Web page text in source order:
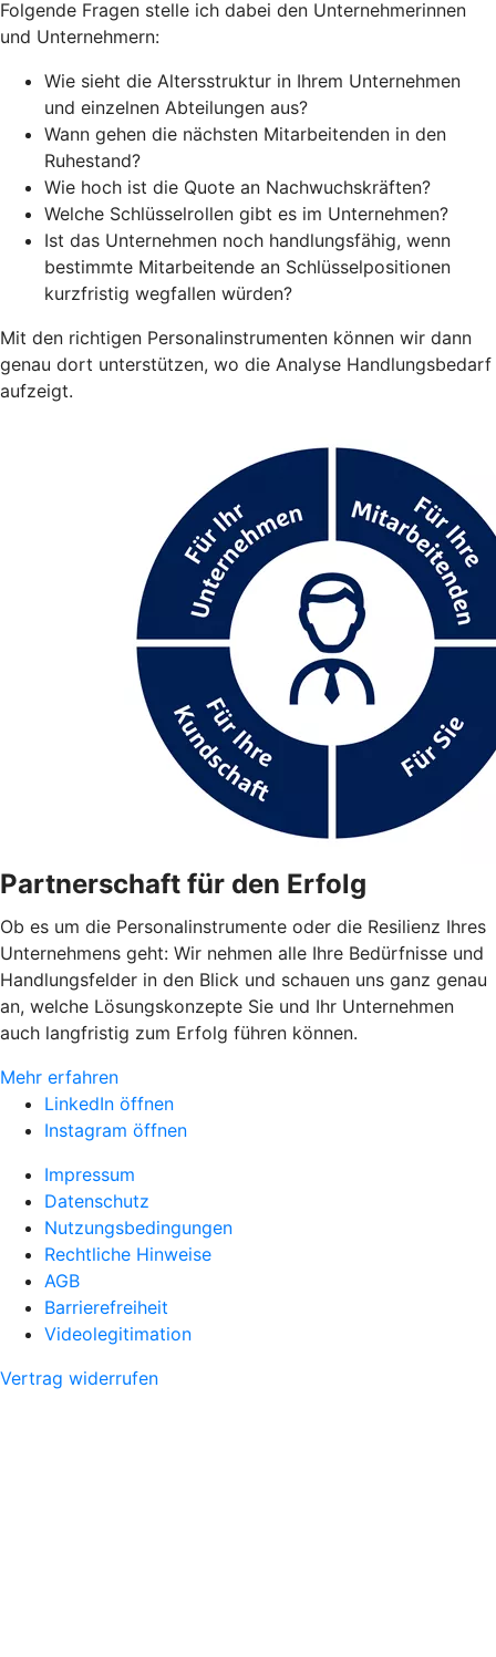
Folgende Fragen stelle ich dabei den Unternehmerinnen
und Unternehmern:
Wie sieht die Altersstruktur in Ihrem Unternehmen
und einzelnen Abteilungen aus?
Wann gehen die nächsten Mitarbeitenden in den
Ruhestand?
Wie hoch ist die Quote an Nachwuchskräften?
Welche Schlüsselrollen gibt es im Unternehmen?
Ist das Unternehmen noch handlungsfähig, wenn
bestimmte Mitarbeitende an Schlüsselpositionen
kurzfristig wegfallen würden?
Mit den richtigen Personalinstrumenten können wir dann
genau dort unterstützen, wo die Analyse Handlungsbedarf
aufzeigt.
Partnerschaft für den Erfolg
Ob es um die Personalinstrumente oder die Resilienz Ihres
Unternehmens geht: Wir nehmen alle Ihre Bedürfnisse und
Handlungsfelder in den Blick und schauen uns ganz genau
an, welche Lösungskonzepte Sie und Ihr Unternehmen
auch langfristig zum Erfolg führen können.
Mehr erfahren
LinkedIn öffnen
Instagram öffnen
Impressum
Datenschutz
Nutzungsbedingungen
Rechtliche Hinweise
AGB
Barrierefreiheit
Videolegitimation
Vertrag widerrufen